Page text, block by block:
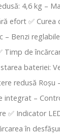
4,6 kg –
efort ✅ Curea
– Benzi
Timp de
bateriei:
redusă Roșu
integrat –
✅ Indicator
în